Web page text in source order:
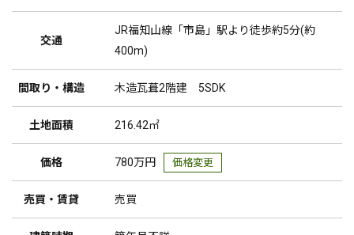
交通
JR福知山線「市島」駅より徒歩約5分(約
400m)
間取り・構造 木造瓦葺2階建 5SDK
土地面積 216.42㎡
価格 780万円 価格変更
売買・賃貸 売買